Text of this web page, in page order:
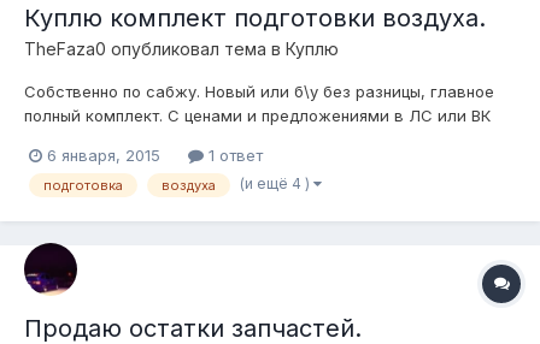
Куплю комплект подготовки воздуха.
TheFaza0 опубликовал тема в Куплю
Собственно по сабжу. Новый или б\у без разницы, главное
полный комплект. С ценами и предложениями в ЛС или ВК
6 января, 2015
1 ответ
подготовка воздуха (и ещё 4 )
Продаю остатки запчастей.